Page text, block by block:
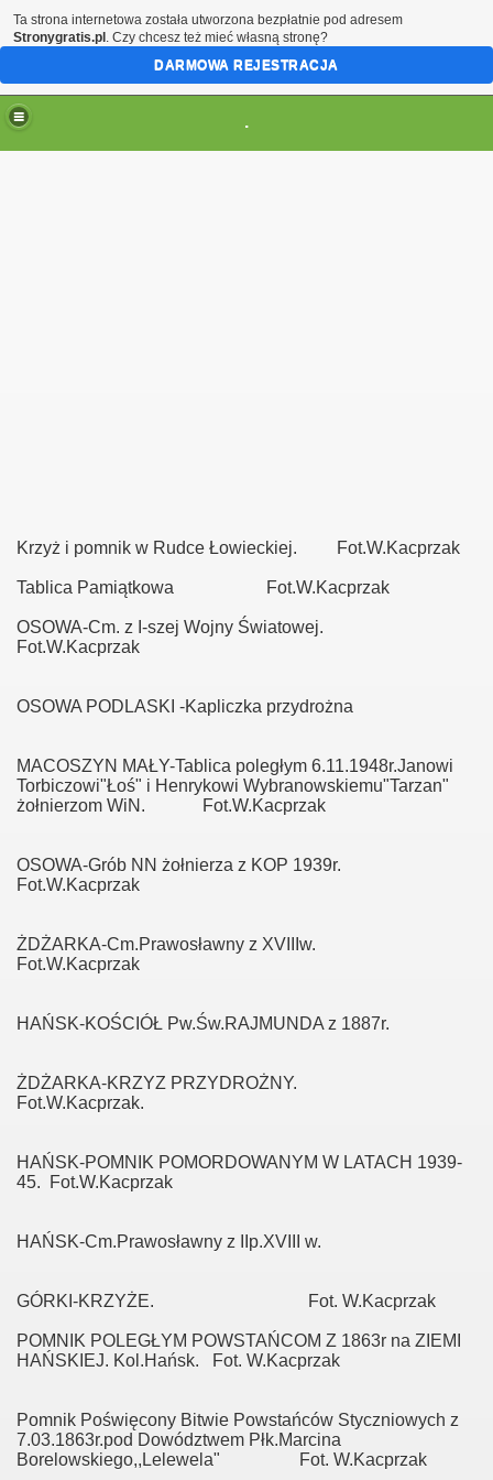
.
Krzyż i pomnik w Rudce Łowieckiej. Fot.W.Kacprzak
Tablica Pamiątkowa Fot.W.Kacprzak
OSOWA-Cm. z I-szej Wojny Światowej.
Fot.W.Kacprzak
OSOWA PODLASKI -Kapliczka przydrożna
MACOSZYN MAŁY-Tablica poległym 6.11.1948r.Janowi
Torbiczowi"Łoś" i Henrykowi Wybranowskiemu"Tarzan"
żołnierzom WiN. Fot.W.Kacprzak
OSOWA-Grób NN żołnierza z KOP 1939r.
Fot.W.Kacprzak
ŻDŻARKA-Cm.Prawosławny z XVIIIw.
Fot.W.Kacprzak
HAŃSK-KOŚCIÓŁ Pw.Św.RAJMUNDA z 1887r.
ŻDŻARKA-KRZYZ PRZYDROŻNY.
Fot.W.Kacprzak.
HAŃSK-POMNIK POMORDOWANYM W LATACH 1939-
45. Fot.W.Kacprzak
HAŃSK-Cm.Prawosławny z IIp.XVIII w.
GÓRKI-KRZYŻE. Fot. W.Kacprzak
POMNIK POLEGŁYM POWSTAŃCOM Z 1863r na ZIEMI
HAŃSKIEJ. Kol.Hańsk. Fot. W.Kacprzak
Pomnik Poświęcony Bitwie Powstańców Styczniowych z
7.03.1863r.pod Dowództwem Płk.Marcina
Borelowskiego,,Lelewela" Fot. W.Kacprzak
Ta strona internetowa została utworzona bezpłatnie pod adresem
Stronygratis.pl . Czy chcesz też mieć własną stronę?
DARMOWA REJESTRACJA